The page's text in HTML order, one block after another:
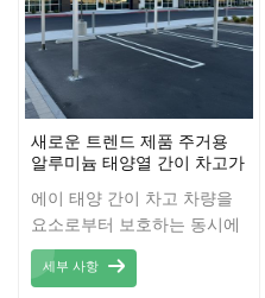
새로운 트렌드 제품 주거용
알루미늄 태양열 간이 차고가
에이 태양 간이 차고 차량을
요소로부터 보호하는 동시에
태양 에너지를 활용하여 집에
힘을 발휘하여 실용성을 친환
세부 사항